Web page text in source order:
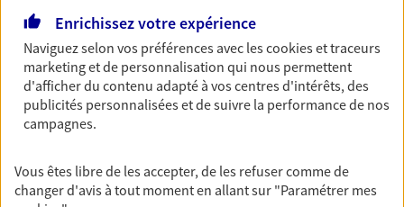
votre famille avec la complémentaire santé qui
vous ressemble.
Prévoyance
Pour un avenir serein, assurez-vous avec notre
contrat prévoyance. Préservez vos proches en cas
garanties incapacité temporaire totale de travail,
invalidité ou de décès.
Enrichissez votre expérience
Naviguez selon vos préférences avec lescookies et traceurs
marketing et de personnalisation qui nous permettent
d'afficher du contenu adapté à vos centres d'intérêts, des
publicités personnalisées et de suivre la performance de nos
campagnes.
Vous êtes libre de les accepter, de les refuser comme de
changer d'avis à tout moment en allant sur "Paramétrer mes